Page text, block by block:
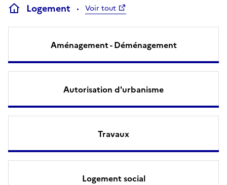
Logement Voir tout
Aménagement - Déménagement
Autorisation d'urbanisme
Travaux
Logement social